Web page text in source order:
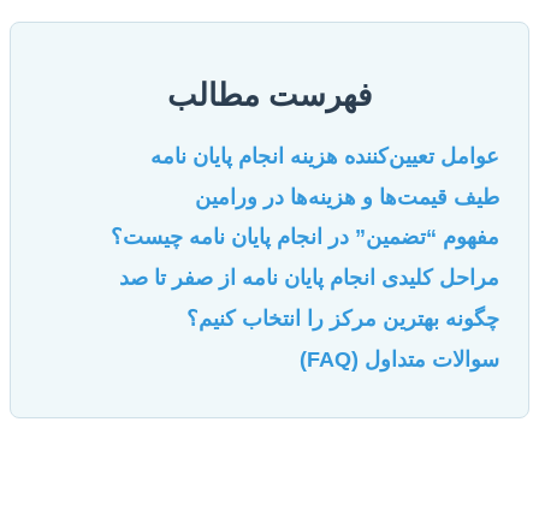
فهرست مطالب
عوامل تعیین‌کننده هزینه انجام پایان نامه
طیف قیمت‌ها و هزینه‌ها در ورامین
مفهوم “تضمین” در انجام پایان نامه چیست؟
مراحل کلیدی انجام پایان نامه از صفر تا صد
چگونه بهترین مرکز را انتخاب کنیم؟
سوالات متداول (FAQ)